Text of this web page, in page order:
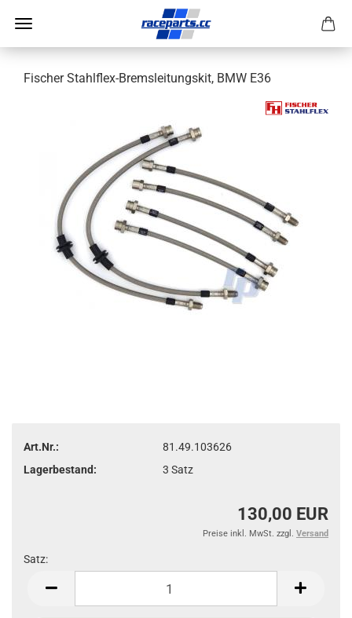
Fischer Stahlflex-Bremsleitungskit, BMW E36
Art.Nr.:
81.49.103626
Lagerbestand:
3 Satz
130,00 EUR
Preise inkl. MwSt. zzgl. Versand
Satz: